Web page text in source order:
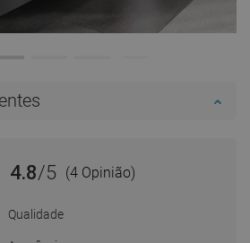
4.8/5 (4 Opinião)
Qualidade